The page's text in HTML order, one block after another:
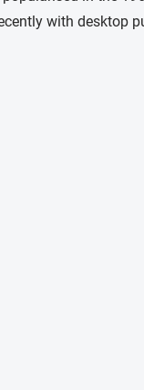
with desktop